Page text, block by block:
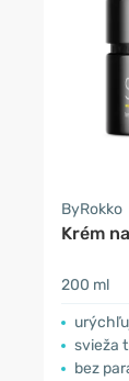
ByRokko
Krém
200 ml
svieža
bez